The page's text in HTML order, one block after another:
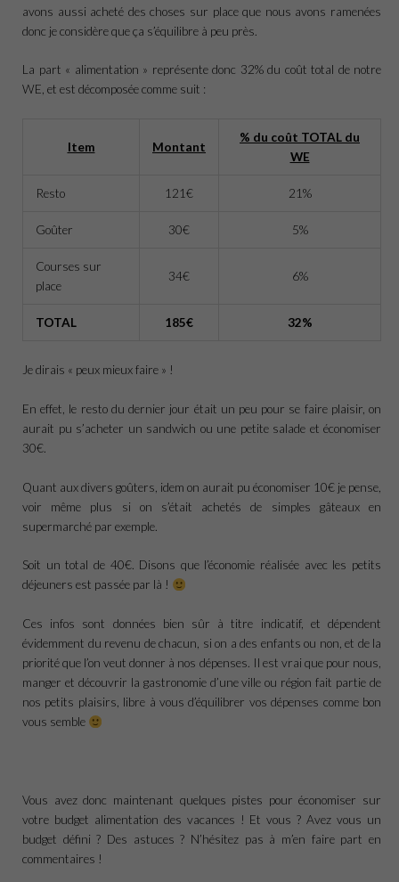
avons aussi acheté des choses sur place que nous avons ramenées
donc je considère que ça s’équilibre à peu près.
La part « alimentation » représente donc 32% du coût total de notre
WE, et est décomposée comme suit :
Item Montant
% du coût TOTAL du
WE
Resto 121€ 21%
Goûter 30€ 5%
Courses sur
place
34€ 6%
TOTAL 185€ 32%
Je dirais « peux mieux faire » !
En effet, le resto du dernier jour était un peu pour se faire plaisir, on
aurait pu s’acheter un sandwich ou une petite salade et économiser
30€.
Quant aux divers goûters, idem on aurait pu économiser 10€ je pense,
voir même plus si on s’était achetés de simples gâteaux en
supermarché par exemple.
Soit un total de 40€. Disons que l’économie réalisée avec les petits
déjeuners est passée par là !
Ces infos sont données bien sûr à titre indicatif, et dépendent
évidemment du revenu de chacun, si on a des enfants ou non, et de la
priorité que l’on veut donner à nos dépenses. Il est vrai que pour nous,
manger et découvrir la gastronomie d’une ville ou région fait partie de
nos petits plaisirs, libre à vous d’équilibrer vos dépenses comme bon
vous semble
Vous avez donc maintenant quelques pistes pour économiser sur
votre budget alimentation des vacances ! Et vous ? Avez vous un
budget défini ? Des astuces ? N’hésitez pas à m’en faire part en
commentaires !